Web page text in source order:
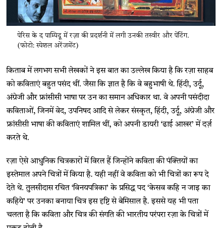
पेरिस के द पाम्पिदू में रज़ा की प्रदर्शनी में लगी उनकी तस्वीर और पेंटिंग.
(फोटो: स्पेशल अरेंजमेंट)
किताब में लगभग सभी लेखकों ने इस बात का उल्लेख किया है कि रज़ा साहब
को कविताएं बहुत पसंद थीं. जैसा कि ज्ञात है कि वे बहुभाषी थे. हिंदी, उर्दू,
अंग्रेजी और फ्रांसीसी भाषा पर उन का समान अधिकार था. वे अपनी पसंदीदा
कविताओं, जिनमें वेद, उपनिषद आदि से लेकर संस्कृत, हिंदी, उर्दू, अंग्रेजी और
फ्रांसीसी भाषा की कविताएं शामिल थीं, को अपनी डायरी ‘ढाई आखर’ में दर्ज़
करते थे.
रज़ा ऐसे आधुनिक चित्रकारों में विरल हैं जिन्होंने कविता की पंक्तियों का
इस्तेमाल अपने चित्रों में किया है. यही नहीं वे कविता को भी चित्रों का रूप दे
देते थे. तुलसीदास रचित ‘विनयपत्रिका’ के प्रसिद्ध पद ‘केसव कहि न जाइ का
कहिये’ पर उनका बनाया चित्र इस दृष्टि से बेमिसाल है. इससे यह भी पता
चलता है कि कविता और चित्र की संगति की भारतीय परंपरा रज़ा के चित्रों में